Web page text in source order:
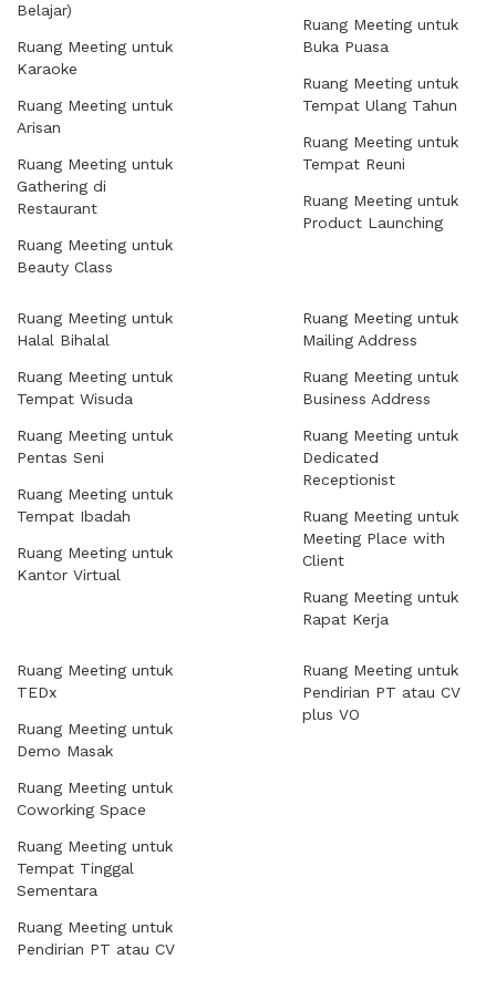
Belajar)
Ruang Meeting untuk
Karaoke
Ruang Meeting untuk
Arisan
Ruang Meeting untuk
Gathering di
Restaurant
Ruang Meeting untuk
Beauty Class
Ruang Meeting untuk
Buka Puasa
Ruang Meeting untuk
Tempat Ulang Tahun
Ruang Meeting untuk
Tempat Reuni
Ruang Meeting untuk
Product Launching
Ruang Meeting untuk
Halal Bihalal
Ruang Meeting untuk
Tempat Wisuda
Ruang Meeting untuk
Pentas Seni
Ruang Meeting untuk
Tempat Ibadah
Ruang Meeting untuk
Kantor Virtual
Ruang Meeting untuk
Mailing Address
Ruang Meeting untuk
Business Address
Ruang Meeting untuk
Dedicated
Receptionist
Ruang Meeting untuk
Meeting Place with
Client
Ruang Meeting untuk
Rapat Kerja
Ruang Meeting untuk
TEDx
Ruang Meeting untuk
Demo Masak
Ruang Meeting untuk
Coworking Space
Ruang Meeting untuk
Tempat Tinggal
Sementara
Ruang Meeting untuk
Pendirian PT atau CV
Ruang Meeting untuk
Pendirian PT atau CV
plus VO